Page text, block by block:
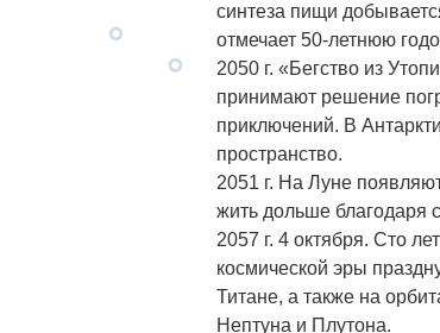
синтеза пищи
отмечает 50-летнюю
2050 г. «Бегство из
принимают решение
приключений. В
пространство.
2051 г. На Луне
жить дольше благодаря
2057 г. 4 октября. Сто
космической эры
Титане, а также на
Нептуна и Плутона.